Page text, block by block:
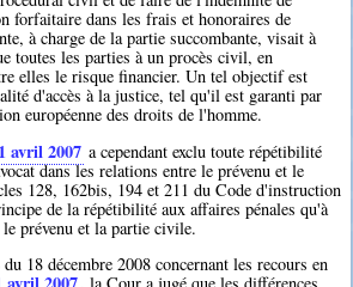
forfaitaire dans les frais et honoraires de
à charge de la partie succombante, visait à
toutes les parties à un procès civil, en
elles le risque financier. Un tel objectif est
d'accès à la justice, tel qu'il est garanti par
européenne des droits de l'homme.
avril 2007 a cependant exclu toute répétibilité
dans les relations entre le prévenu et le
128, 162bis, 194 et 211 du Code d'instruction
de la répétibilité aux affaires pénales qu'à
prévenu et la partie civile.
18 décembre 2008 concernant les recours en